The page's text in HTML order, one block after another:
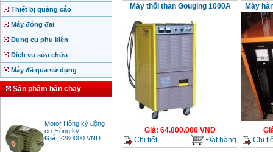
Thiết bị quảng cáo
Máy đóng đai
Dụng cụ phụ kiện
Dịch vụ sửa chữa
Máy đã qua sử dụng
Sản phẩm bán chạy
Motor Hồng ký động
cơ Hồng ký
Giá:2280000
Máy thổi than Gouging 1000A
Giá: 64.800.000 VND
Chi tiết
Đặt hàng
Máy
Chi